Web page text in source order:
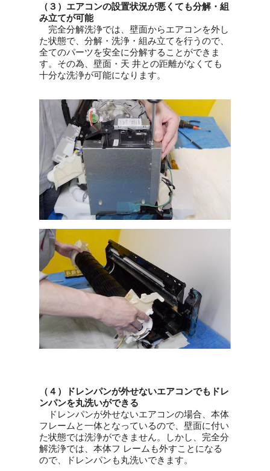
（３）エアコンの設置状況が悪くても分解・組
み立てが可能
完全分解洗浄では、壁面からエアコンを外し
た状態で、分解・洗浄・組み立てを行うので、
全てのパーツを安全に分解することができま
す。その為、壁面・天 井との距離がなくても
十分な洗浄が可能になります。
（４）ドレンパンが外せないエアコンでもドレ
ンパンを丸洗いができる
ドレンパンが外せないエアコンの場合、本体
フレームと一体となっているので、壁面に付い
た状態では洗浄ができません。しかし、完全分
解洗浄では、本体フ レームも外すことになる
ので、ドレンパンも丸洗いできます。